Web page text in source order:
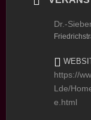
Dr.-
https://
Lde/
e.html